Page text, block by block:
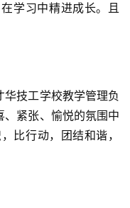
学习中精进成长。且
技工学校教学管理负
、紧张、愉悦的氛围中
比行动，团结和谐，